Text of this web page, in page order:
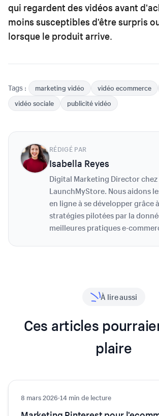
qui regardent des vidéos avant
moins susceptibles d'être surpris
lorsque le produit arrive.
Tags : marketing vidéo vidéo ecommerce
vidéo sociale
publicité vidéo
RÉDIGÉ PAR
Isabella Reyes
Digital Marketing Director chez
LaunchMyStore. Nous aidons
en ligne à se développer grâce
stratégies pilotées par la
meilleures pratiques e-
À lire aussi
Ces articles
plaire
Marketing
8 mars 2026·14 min de lecture